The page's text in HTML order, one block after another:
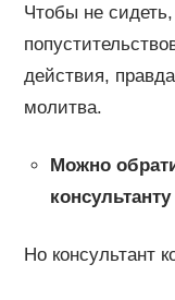
Чтобы не
действия,
молитва.
Можно
Но консультант